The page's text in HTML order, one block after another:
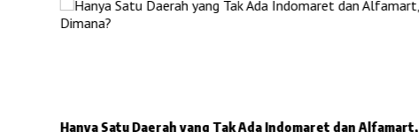
Hanya Satu Daerah yang Tak Ada Indomaret dan Alfamart,